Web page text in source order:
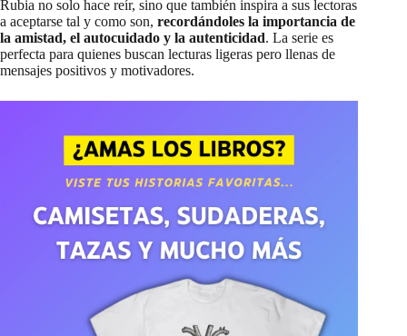
Rubia no solo hace reír, sino que también inspira a sus lectoras
a aceptarse tal y como son, recordándoles la importancia de
la amistad, el autocuidado y la autenticidad. La serie es
perfecta para quienes buscan lecturas ligeras pero llenas de
mensajes positivos y motivadores.